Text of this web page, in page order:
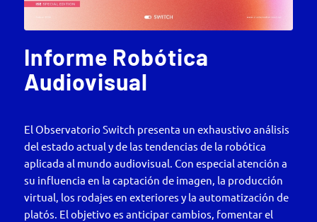
Informe Robótica
Audiovisual
El Observatorio Switch presenta un exhaustivo análisis
del estado actual y de las tendencias de la robótica
aplicada al mundo audiovisual. Con especial atención a
su influencia en la captación de imagen, la producción
virtual, los rodajes en exteriores y la automatización de
platós. El objetivo es anticipar cambios, fomentar el